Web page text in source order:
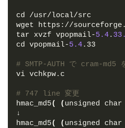
cd /usr/local/src
wget https://
tar xvzf vpopmail-5.4. 33.
cd vpopmail-5.4.33
# SMTP-AUTH で cram-md5
vi vchkpw.c
# 747 line 変更
hmac_md5( ( unsigned
↓
hmac_md5( ( unsigned